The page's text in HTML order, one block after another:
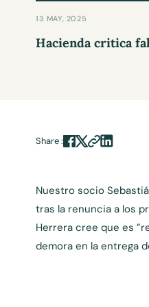
13 MAY, 2025
Hacienda critica
Share :
Nuestro socio
tras la renuncia a los
Herrera cree que es
demora en la entrega